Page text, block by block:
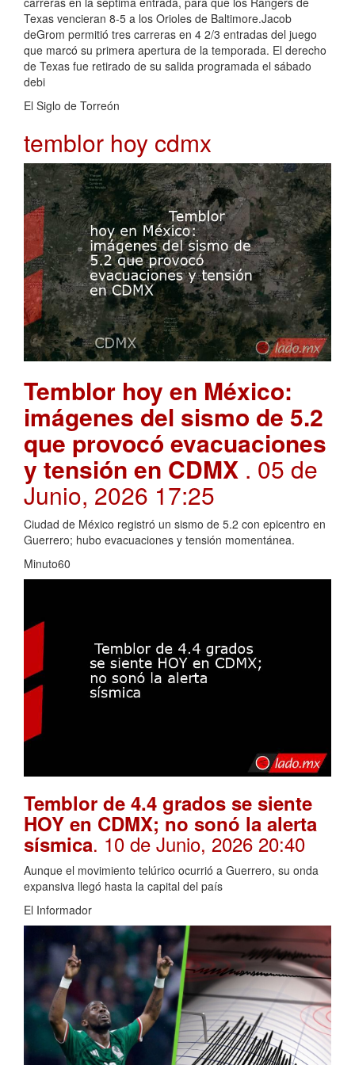
Texas vencieran 8-5 a los Orioles de Baltimore.Jacob
deGrom permitió tres carreras en 4 2/3 entradas del juego
que marcó su primera apertura de la temporada. El derecho
de Texas fue retirado de su salida programada el sábado
debi
El Siglo de Torreón
temblor hoy cdmx
Temblor hoy en México:
imágenes del sismo de 5.2
que provocó evacuaciones
y tensión en CDMX . 05 de
Junio, 2026 17:25
Ciudad de México registró un sismo de 5.2 con epicentro en
Guerrero; hubo evacuaciones y tensión momentánea.
Minuto60
Temblor de 4.4 grados se siente
HOY en CDMX; no sonó la alerta
sísmica. 10 de Junio, 2026 20:40
Aunque el movimiento telúrico ocurrió a Guerrero, su onda
expansiva llegó hasta la capital del país
El Informador